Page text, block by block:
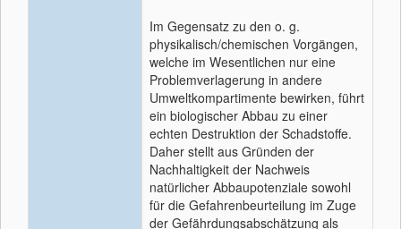
Im Gegensatz zu den o. g.
physikalisch/chemischen Vorgängen,
welche im Wesentlichen nur eine
Problemverlagerung in andere
Umweltkompartimente bewirken, führt
ein biologischer Abbau zu einer
echten Destruktion der Schadstoffe.
Daher stellt aus Gründen der
Nachhaltigkeit der Nachweis
natürlicher Abbaupotenziale sowohl
für die Gefahrenbeurteilung im Zuge
der Gefährdungsabschätzung als